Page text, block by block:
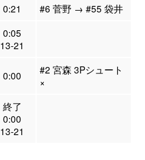
0:21
#6 菅野 → #55 袋井
0:05
13-21
0:00
#2 宮森 3Pシュート
×
終了
0:00
13-21